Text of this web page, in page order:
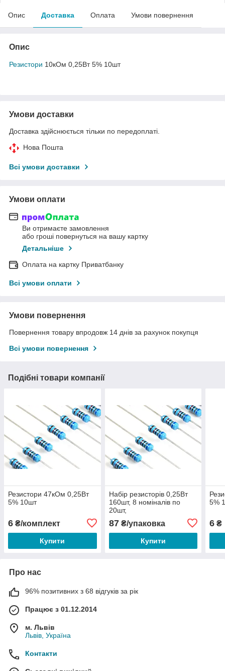
Опис Доставка Оплата Умови повернення
Опис
Резистори 10кОм 0,25Вт 5% 10шт
Умови доставки
Доставка здійснюється тільки по передоплаті.
Нова Пошта
Всі умови доставки
Умови оплати
Ви отримаєте замовлення
або гроші повернуться на вашу картку
Детальніше
Оплата на картку Приватбанку
Всі умови оплати
Умови повернення
Повернення товару впродовж 14 днів за рахунок покупця
Всі умови повернення
Подібні товари компанії
Резистори 47кОм 0,25Вт
5% 10шт
6 ₴/комплект
Купити
Набір резисторів 0,25Вт
160шт, 8 номіналів по
20шт,
87₴/упаковка
Купити
5%
6 ₴
Про нас
96% позитивних з 68 відгуків за рік
Працює з 01.12.2014
м. Львів
Львів, Україна
Контакти